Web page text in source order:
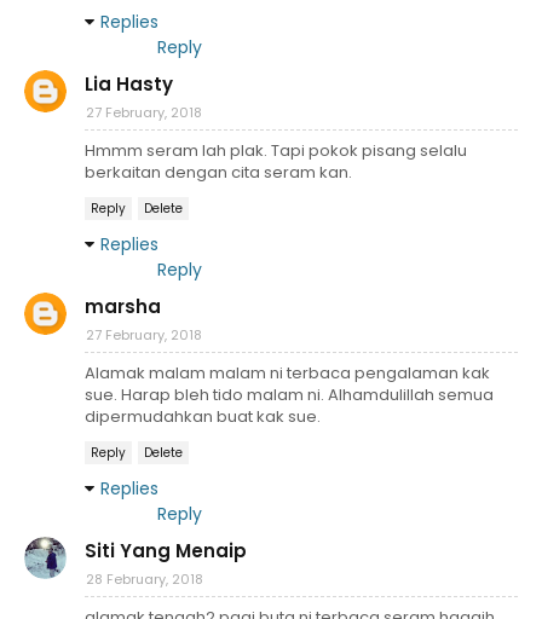
Replies
Reply
Lia Hasty
27 February, 2018
Hmmm seram lah plak. Tapi pokok pisang selalu
berkaitan dengan cita seram kan.
Reply Delete
Replies
Reply
marsha
27 February, 2018
Alamak malam malam ni terbaca pengalaman kak
sue. Harap bleh tido malam ni. Alhamdulillah semua
dipermudahkan buat kak sue.
Reply Delete
Replies
Reply
Siti Yang Menaip
28 February, 2018